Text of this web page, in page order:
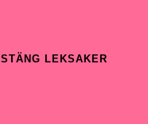
STÄNG LEKSAKER